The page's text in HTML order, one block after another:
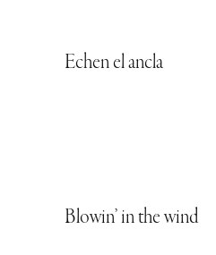
Echen el ancla
Blowin’ in the wind